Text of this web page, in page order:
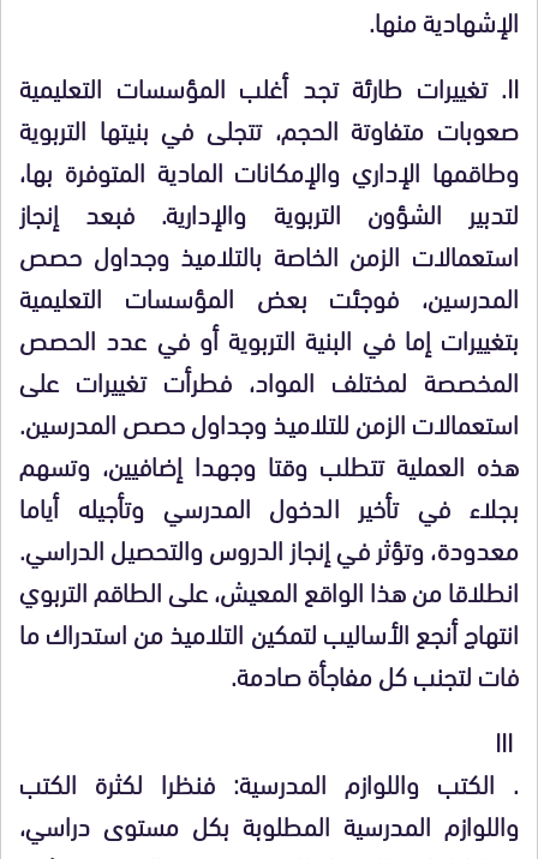
الإشهادية منها.
II. تغييرات طارئة تجد أغلب المؤسسات التعليمية
صعوبات متفاوتة الحجم، تتجلى في بنيتها التربوية
وطاقمها الإداري والإمكانات المادية المتوفرة بها،
لتدبير الشؤون التربوية والإدارية. فبعد إنجاز
استعمالات الزمن الخاصة بالتلاميذ وجداول حصص
المدرسين، فوجئت بعض المؤسسات التعليمية
بتغييرات إما في البنية التربوية أو في عدد الحصص
المخصصة لمختلف المواد، فطرأت تغييرات على
استعمالات الزمن للتلاميذ وجداول حصص المدرسين.
هذه العملية تتطلب وقتا وجهدا إضافيين، وتسهم
بجلاء في تأخير الدخول المدرسي وتأجيله أياما
معدودة، وتؤثر في إنجاز الدروس والتحصيل الدراسي.
انطلاقا من هذا الواقع المعيش، على الطاقم التربوي
انتهاج أنجع الأساليب لتمكين التلاميذ من استدراك ما
فات لتجنب كل مفاجأة صادمة.
. الكتب واللوازم المدرسية: فنظرا لكثرة الكتب
واللوازم المدرسية المطلوبة بكل مستوى دراسي،